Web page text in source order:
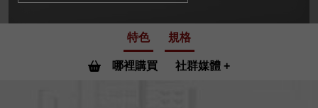
特色 規格
哪裡購買 社群媒體